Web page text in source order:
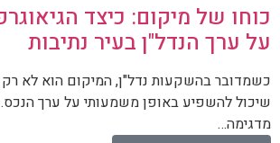
כוחו של מיקום: כיצד
על ערך הנדל"ן בעיר נתיבות
כשמדובר בהשקעות נדל"ן, המיקום הוא לא רק
שיכול להשפיע באופן משמעותי על ערך הנכס.
מדגימה…